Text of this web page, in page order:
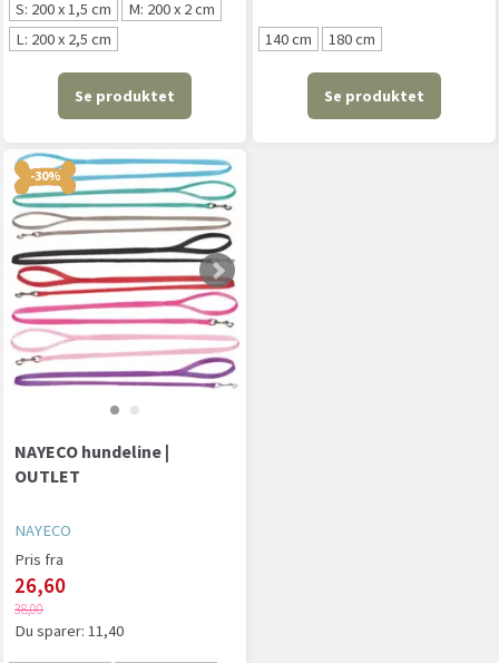
S: 200 x 1,5 cm
M: 200 x 2 cm
L: 200 x 2,5 cm
Se produktet
140 cm 180 cm
Se produktet
-30%
NAYECO hundeline |
OUTLET
NAYECO
Pris fra
26,60
38,00
Du sparer: 11,40